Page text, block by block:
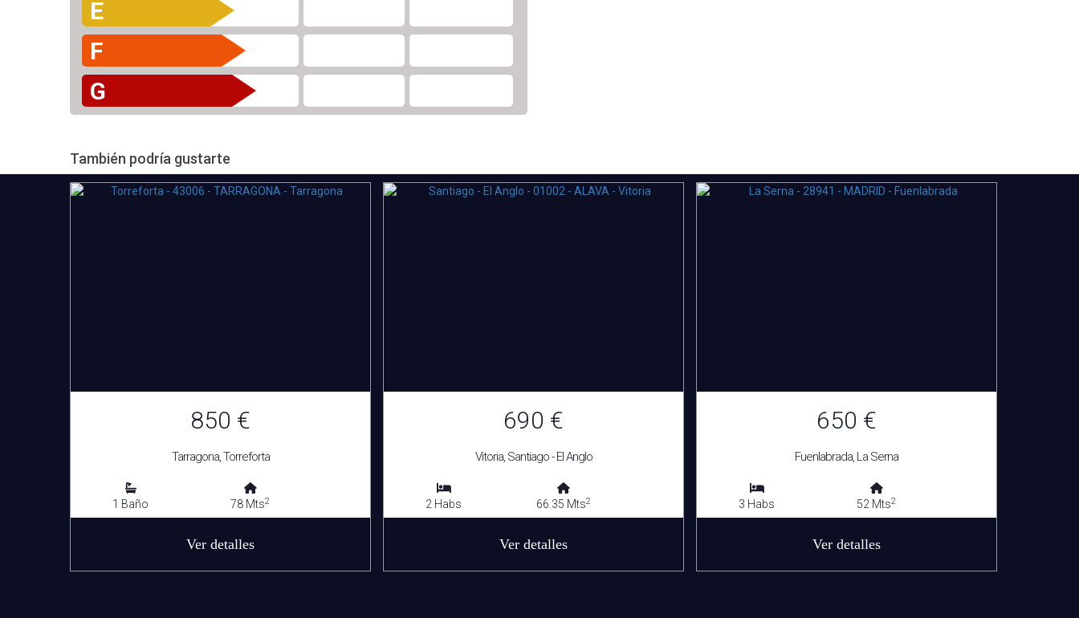
E
F
G
También podría gustarte
850 €
Tarragona, Torreforta
1 Baño 78 Mts2
Ver detalles
690 €
Vitoria, Santiago - El Anglo
2 Habs 66.35 Mts2
Ver detalles
650 €
Fuenlabrada, La Serna
3 Habs 52 Mts2
Ver detalles